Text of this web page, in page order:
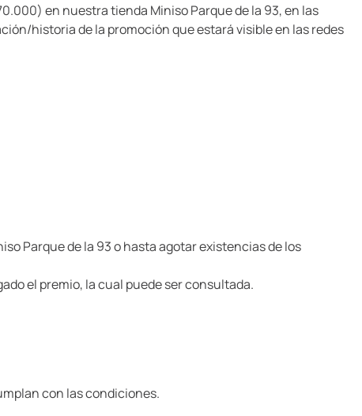
en nuestra tienda Miniso Parque de la 93, en las
historia de la promoción que estará visible en las redes
Parque de la 93 o hasta agotar existencias de los
el premio, la cual puede ser consultada.
con las condiciones.